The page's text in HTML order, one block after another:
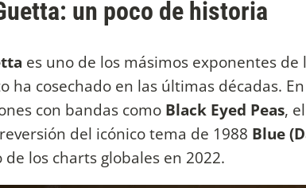
un poco de historia
es uno de los másimos exponentes
ha cosechado en las últimas décadas.
con bandas como Black Eyed Peas,
del icónico tema de 1988 Blue
de los charts globales en 2022.